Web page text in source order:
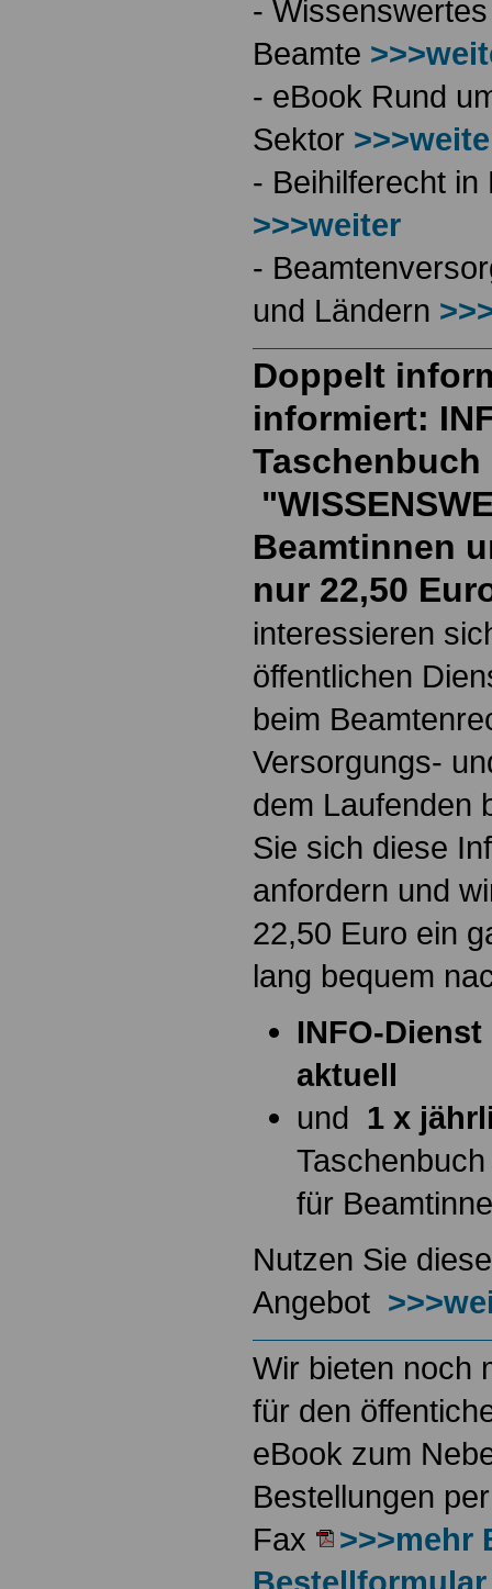
-
Beamte
- eBook Rund
Sektor
- Beihilferecht
>>>weiter
-
und Ländern
Doppelt
informiert:
Taschenbuch
Beamtinnen
nur 22,50
interessieren
öffentlichen
beim
Versorgungs-
dem Laufenden
Sie sich diese
anfordern und
22,50 Euro ein
lang bequem
INFO-
aktuell
und 1 x
Taschenbuch
für
Nutzen Sie
Angebot
Wir bieten noch
für den
eBook zum
Bestellungen
Fax
>>>mehr